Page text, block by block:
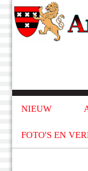
NIEUW
FOTO'S EN